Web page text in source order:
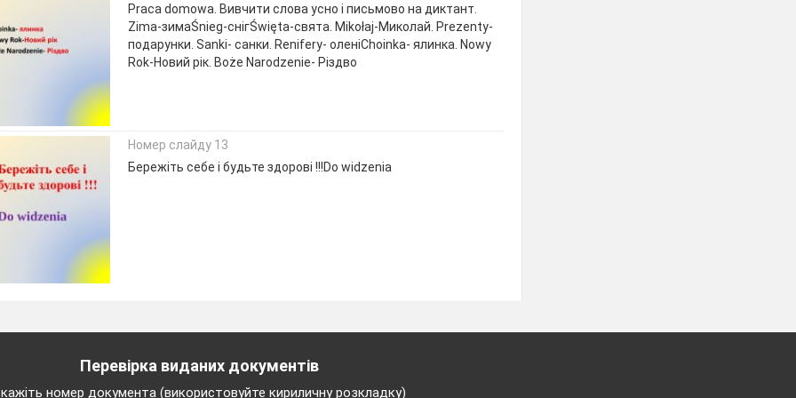
Praca domowa. Вивчити слова усно і письмово на диктант.
Zima-зимаŚnieg-снігŚwięta-свята. Mikołaj-Миколай. Prezenty-
подарунки. Sanki- санки. Renifery- оленіChoinka- ялинка. Nowy
Rok-Новий рік. Boże Narodzenie- Різдво
Номер слайду 13
Бережіть себе і будьте здорові !!!Do widzenia
Перевірка виданих документів
номер документа (використовуйте кириличну розкладку)